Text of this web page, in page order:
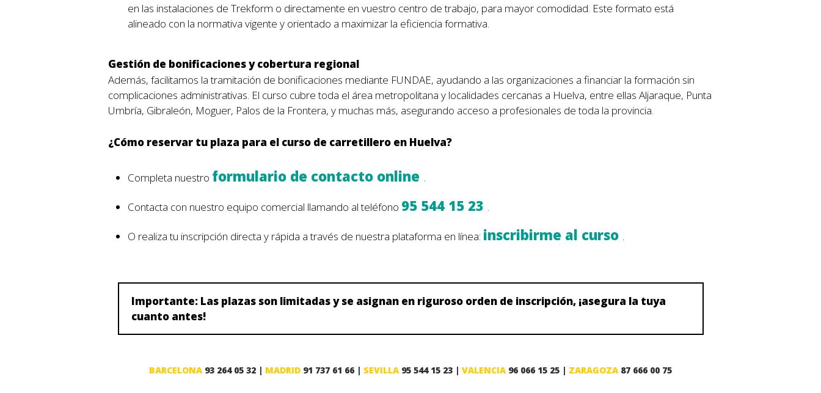
en las instalaciones de Trekform o directamente en vuestro centro de trabajo, para mayor comodidad. Este formato está
alineado con la normativa vigente y orientado a maximizar la eficiencia formativa.
Gestión de bonificaciones y cobertura regional
Además, facilitamos la tramitación de bonificaciones mediante FUNDAE, ayudando a las organizaciones a financiar la formación sin
complicaciones administrativas. El curso cubre toda el área metropolitana y localidades cercanas a Huelva, entre ellas Aljaraque, Punta
Umbría, Gibraleón, Moguer, Palos de la Frontera, y muchas más, asegurando acceso a profesionales de toda la provincia.
¿Cómo reservar tu plaza para el curso de carretillero en Huelva?
Completa nuestro formulario de contacto online .
Contacta con nuestro equipo comercial llamando al teléfono 95 544 15 23 .
O realiza tu inscripción directa y rápida a través de nuestra plataforma en línea: inscribirme al curso .
Importante: Las plazas son limitadas y se asignan en riguroso orden de inscripción, ¡asegura la tuya
cuanto antes!
BARCELONA 93 264 05 32 | MADRID 91 737 61 66 | SEVILLA 95 544 15 23 | VALENCIA 96 066 15 25 | ZARAGOZA 87 666 00 75